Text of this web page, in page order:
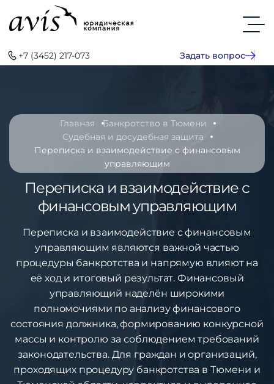
+7 (3452) 217-073 Задать вопрос
Главная
Банкротство в Тюмени
Судебная и досудебная защита
Переписка и взаимодействие с финансовым
управляющим
Переписка и взаимодействие с
финансовым управляющим
Переписка и взаимодействие с финансовым
управляющим являются важной частью
процедуры банкротства и напрямую влияют на
её ход и итоговый результат. Финансовый
управляющий наделён широкими
полномочиями по анализу финансового
состояния должника, формированию конкурсной
массы и контролю за соблюдением требований
законодательства. Для граждан и организаций,
проходящих процедуру банкротства в Тюмени и